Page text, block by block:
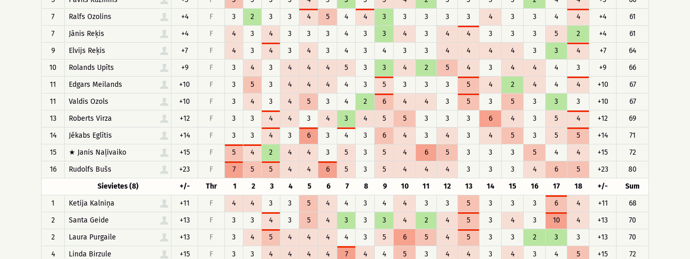
7
Ralfs Ozolins +4 F 3 2 3 3 4 5 4 4 3 3 3 3 3 4 3 3 4 4 +4
61
7
Jānis Reķis +4 F 4 3 4 3 3 3 4 3 3 4 3 4 4 3 3 3 5 2 +4
61
9
Elvijs Reķis +7 F 4 3 4 3 4 3 4 3 4 3 3 4 4 4 4 3 3 4 +7
64
10
Rolands Upīts +9 F 3 4 3 4 4 4 5 3 3 4 2 5 4 3 4 4 4 3 +9
66
11
Edgars Meilands +10 F 3 5 3 4 4 4 4 3 5 3 3 3 5 4 2 4 4 4 +10
67
11
Valdis Ozols +10 F 3 4 3 4 5 3 4 2 6 4 4 3 5 3 5 3 3 3 +10
67
13
Roberts Virza +12 F 3 3 4 4 3 4 3 4 5 5 3 3 3 6 4 3 5 4 +12
69
14
Jēkabs Eglītis +14 F 3 3 4 3 6 3 4 3 6 4 3 4 3 4 5 3 5 5 +14
71
15
★ Janis Naļivaiko +15 F 5 4 2 4 4 3 5 3 5 4 6 5 3 3 3 5 4 4 +15
72
16
Rudolfs Bušs +23 F 7 5 5 4 4 6 5 3 5 4 4 4 3 3 3 4 6 5 +23
80
Sievietes (8)
+/- Thr 1 2 3 4 5 6 7 8 9 10 11 12 13 14 15 16 17 18 +/-
Sum
1
Ketija Kalniņa +11 F 4 4 3 3 5 4 4 3 4 4 3 3 5 3 3 3 6 4 +11
68
2
Santa Geide +13 F 3 3 4 3 5 4 3 3 3 4 2 4 5 3 4 3 10 4 +13
70
2
Laura Purgaile +13 F 3 4 5 4 4 4 4 3 5 6 5 4 5 3 3 2 3 3 +13
70
4
Linda Birzule +15 F 3 3 4 4 4 4 7 4 4 5 3 4 4 3 4 3 4 5 +15
72